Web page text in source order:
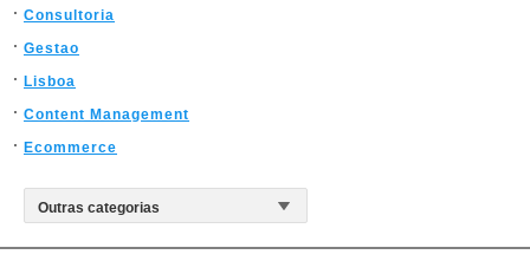
Consultoria
Gestao
Lisboa
Content Management
Ecommerce